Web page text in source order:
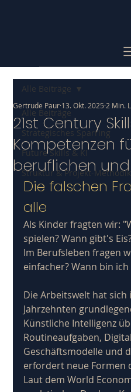
Alle Beiträge
Strategisches Sparring
Future Skills & KI
Struktur & Projekt-Methodik
Alle Beiträge
21st Century
Kompetenzen
beruflichen
Gertrude Paur 13. Okt. 2025 2 Min.
Die falschen
alle
Als Kinder fragten wir:
spielen? Wann gibt's
Im Berufsleben fragen
einfacher? Wann bin
Die Arbeitswelt hat sich
Jahrzehnten
Künstliche Intelligenz
Routineaufgaben,
Geschäftsmodelle und
erfordert neue Formen
Laut dem World